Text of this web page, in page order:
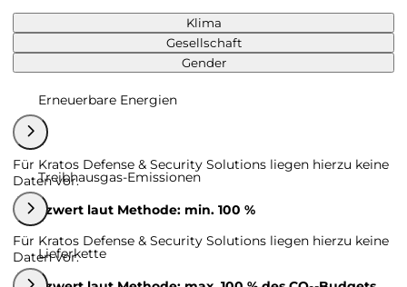
Klima
Gesellschaft
Gender
Erneuerbare Energien
Für Kratos Defense & Security Solutions liegen hierzu keine
Daten vor.
Grenzwert laut Methode: min. 100 %
Treibhausgas-Emissionen
Für Kratos Defense & Security Solutions liegen hierzu keine
Daten vor.
Lieferkette